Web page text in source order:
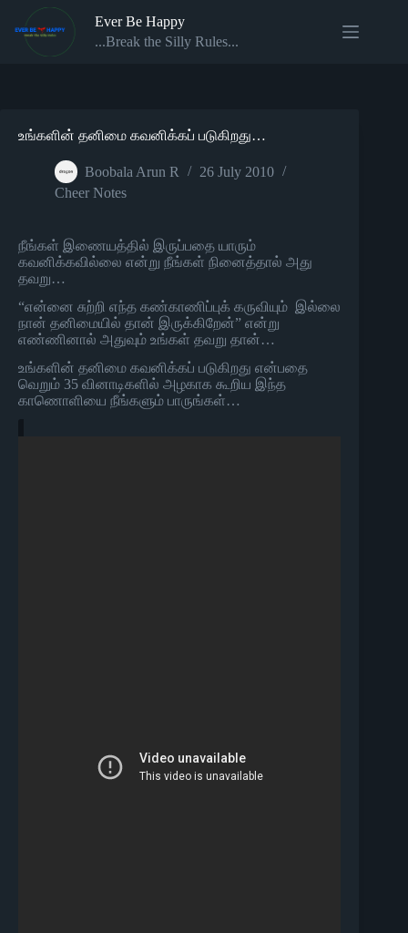
content
Ever Be Happy
...Break the Silly Rules...
உங்களின் தனிமை கவனிக்கப் படுகிறது…
Boobala Arun R
26 July 2010
Cheer Notes
நீங்கள் இணையத்தில் இருப்பதை யாரும்
கவனிக்கவில்லை என்று நீங்கள் நினைத்தால் அது
தவறு…
“என்னை சுற்றி எந்த கண்காணிப்புக் கருவியும் இல்லை
நான் தனிமையில் தான் இருக்கிறேன்” என்று
எண்ணினால் அதுவும் உங்கள் தவறு தான்…
உங்களின் தனிமை கவனிக்கப் படுகிறது என்பதை
வெறும் 35 வினாடிகளில் அழகாக கூறிய இந்த
காணொளியை நீங்களும் பாருங்கள்…